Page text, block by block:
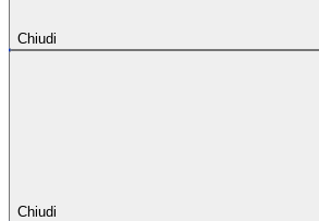
Chiudi
Chiudi